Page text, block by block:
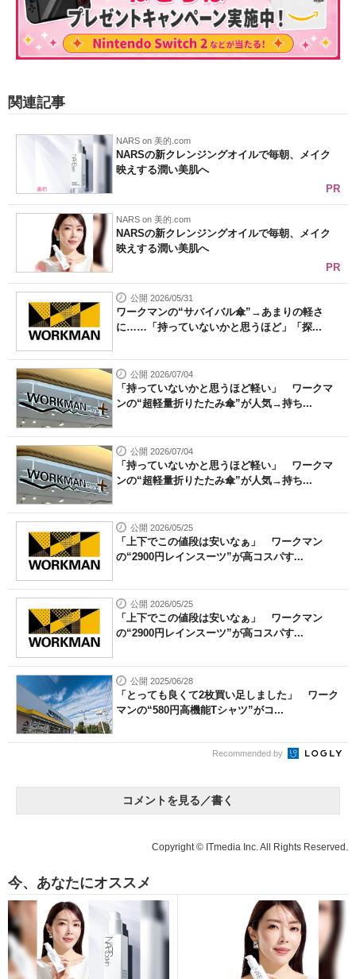
関連記事
NARS on 美的.com
NARSの新クレンジングオイルで毎朝、メイク
映えする潤い美肌へ
PR
NARS on 美的.com
NARSの新クレンジングオイルで毎朝、メイク
映えする潤い美肌へ
PR
公開 2026/05/31
ワークマンの“サバイバル傘”→あまりの軽さ
に……「持っていないかと思うほど」「探...
公開 2026/07/04
「持っていないかと思うほど軽い」 ワークマ
ンの“超軽量折りたたみ傘”が人気→持ち...
公開 2026/07/04
「持っていないかと思うほど軽い」 ワークマ
ンの“超軽量折りたたみ傘”が人気→持ち...
公開 2026/05/25
「上下でこの値段は安いなぁ」 ワークマン
の“2900円レインスーツ”が高コスパす...
公開 2026/05/25
「上下でこの値段は安いなぁ」 ワークマン
の“2900円レインスーツ”が高コスパす...
公開 2025/06/28
「とっても良くて2枚買い足しました」 ワーク
マンの“580円高機能Tシャツ”がコ...
Recommended by
コメントを見る／書く
Copyright © ITmedia Inc. All Rights Reserved.
今、あなたにオススメ